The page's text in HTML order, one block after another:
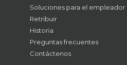
Soluciones para el empleador
Retribuir
Historia
Preguntas frecuentes
Contáctenos